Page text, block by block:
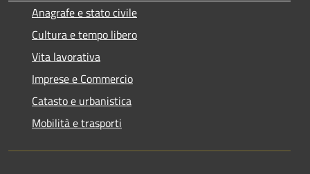
Anagrafe e stato civile
Cultura e tempo libero
Vita lavorativa
Imprese e Commercio
Catasto e urbanistica
Mobilità e trasporti